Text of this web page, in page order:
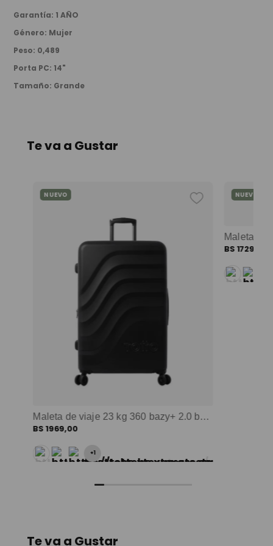
Garantía: 1 AÑO
Género: Mujer
Peso: 0,489
Porta PC: 14"
Tamaño: Grande
Te va a Gustar
Maleta de viaje 23 kg 360 bazy+ 2.0 bodega negro color: negro
NUEVO
BS 1969,00
+1
NUEVO
BS 1729
Te va a Gustar